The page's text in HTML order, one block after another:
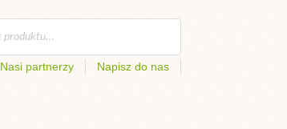
Nasi partnerzy Napisz do nas